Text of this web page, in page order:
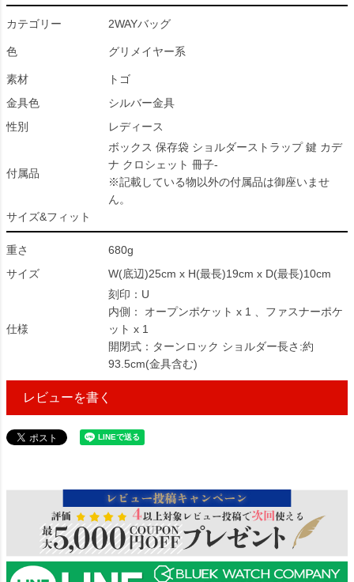
カテゴリー 2WAYバッグ
色 グリメイヤー系
素材
トゴ
金具色
シルバー金具
性別
レディース
付属品
ボックス 保存袋 ショルダーストラップ 鍵 カデ
ナ クロシェット 冊子-
※記載している物以外の付属品は御座いませ
ん。
サイズ&フィット
重さ
680g
サイズ
W(底辺)25cm x H(最長)19cm x D(最長)10cm
仕様
刻印：U
内側： オープンポケット x 1 、ファスナーポケ
ット x 1
開閉式：ターンロック ショルダー長さ:約
93.5cm(金具含む)
レビューを書く